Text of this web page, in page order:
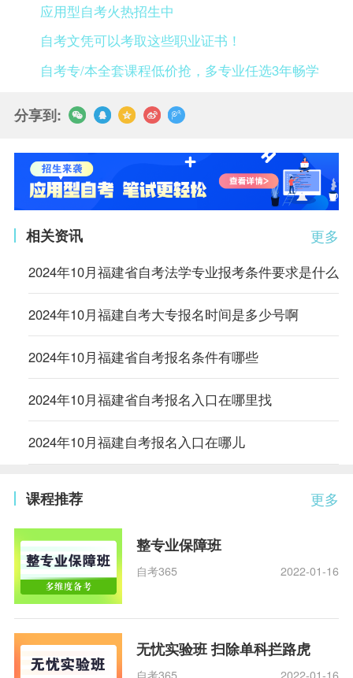
应用型自考火热招生中
自考文凭可以考取这些职业证书！
自考专/本全套课程低价抢，多专业任选3年畅学
分享到:
更多
相关资讯
2024年10月福建省自考法学专业报考条件要求是什么
2024年10月福建自考大专报名时间是多少号啊
2024年10月福建省自考报名条件有哪些
2024年10月福建省自考报名入口在哪里找
2024年10月福建自考报名入口在哪儿
更多
课程推荐
整专业保障班
自考365 2022-01-16
无忧实验班 扫除单科拦路虎